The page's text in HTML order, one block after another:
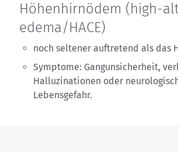
Höhenhirnödem (high-
edema/HACE)
noch seltener auftretend als das
Symptome: Gangunsicherheit,
Halluzinationen oder
Lebensgefahr.